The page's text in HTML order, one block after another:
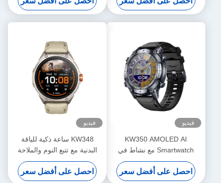
ذكية
النوم، بلوتوث
فيديو
KW350 AMOLED AI
Smartwatch مع نشاط في
الوقت الحقيقي ومتتبعات النوم
AI Q&A 5ATM مقاوم للماء
احصل على أفضل سعر
فيديو
KW348 ساعة ذكية للياقة
البدنية مع تتبع النوم والملاحة
والميزات التي تعمل بالذكاء
الاصطناعي 5ATM تصنيف
احصل على أفضل سعر